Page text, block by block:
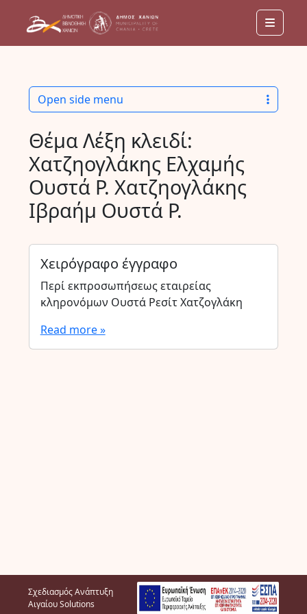
Menu
Θέμα Λέξη κλειδί:
Χατζηογλάκης Ελχαμής
Ουστά Ρ. Χατζηογλάκης
Ιβραήμ Ουστά Ρ.
Χειρόγραφο έγγραφο
Περί εκπροσωπήσεως εταιρείας
κληρονόμων Ουστά Ρεσίτ Χατζογλάκη
Read more »
Open side menu
Σχεδιασμός Ανάπτυξη
Αιγαίου Solutions